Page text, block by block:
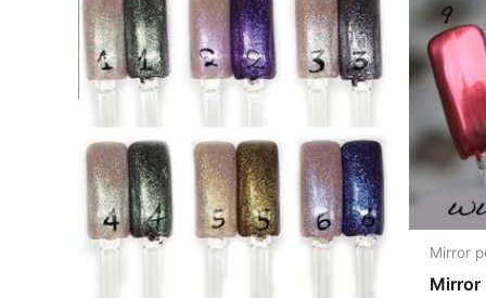
το
προϊόν
έχει
πολλαπλές
παραλλαγές.
Οι
επιλογές
μπορούν
να
Mirror
Mirror